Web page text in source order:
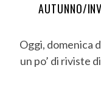
AUTUNNO/
Oggi, domenica
un po’ di riviste